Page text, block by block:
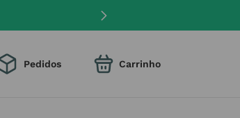
Pedidos